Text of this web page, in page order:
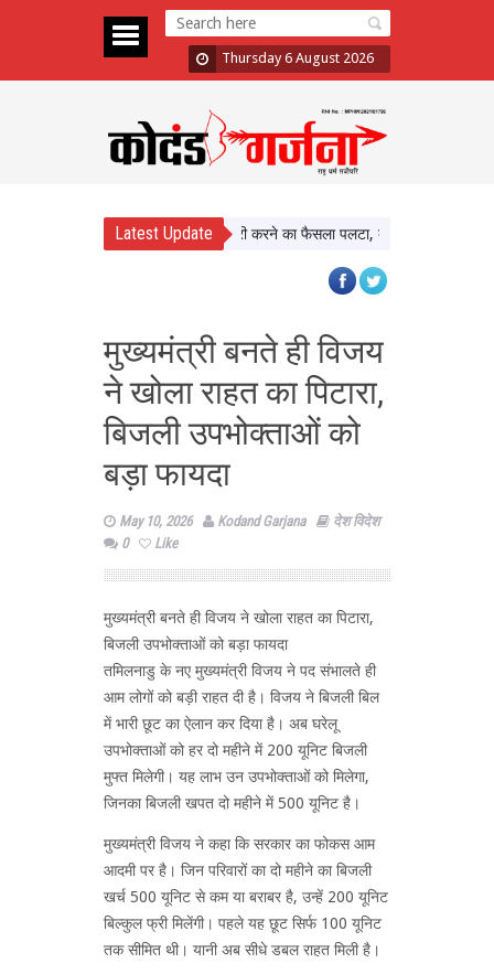
Thursday 6 August 2026
Latest Update
Case: Bombay HC ने बरी करने का फैसला पलटा, दोषी करार
मुख्यमंत्री बनते ही विजय
ने खोला राहत का पिटारा,
बिजली उपभोक्ताओं को
बड़ा फायदा
May 10, 2026 Kodand Garjana
देश विदेश
0
Like
मुख्यमंत्री बनते ही विजय ने खोला राहत का पिटारा,
बिजली उपभोक्ताओं को बड़ा फायदा
तमिलनाडु के नए मुख्यमंत्री विजय ने पद संभालते ही
आम लोगों को बड़ी राहत दी है। विजय ने बिजली बिल
में भारी छूट का ऐलान कर दिया है। अब घरेलू
उपभोक्ताओं को हर दो महीने में 200 यूनिट बिजली
मुफ्त मिलेगी। यह लाभ उन उपभोक्ताओं को मिलेगा,
जिनका बिजली खपत दो महीने में 500 यूनिट है।
मुख्यमंत्री विजय ने कहा कि सरकार का फोकस आम
आदमी पर है। जिन परिवारों का दो महीने का बिजली
खर्च 500 यूनिट से कम या बराबर है, उन्हें 200 यूनिट
बिल्कुल फ्री मिलेंगी। पहले यह छूट सिर्फ 100 यूनिट
तक सीमित थी। यानी अब सीधे डबल राहत मिली है।